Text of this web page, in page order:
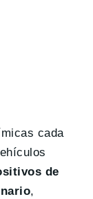
cada
de
,